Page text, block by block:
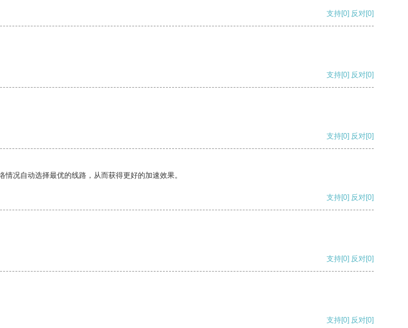
支持[0] 反对[0]
支持[0] 反对[0]
支持[0] 反对[0]
况自动选择最优的线路，从而获得更好的加速效果。
支持[0] 反对[0]
支持[0] 反对[0]
支持[0] 反对[0]